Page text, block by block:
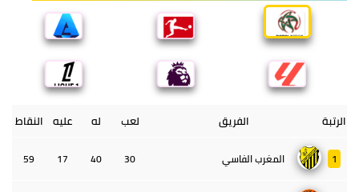
الرتبة الفريق لعب له عليه النقاط
1 المغرب الفاسي 30
40
17
59